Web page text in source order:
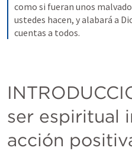
como si fueran unos
ustedes hacen, y alabará a
cuentas a todos.
ser espiritual
acción